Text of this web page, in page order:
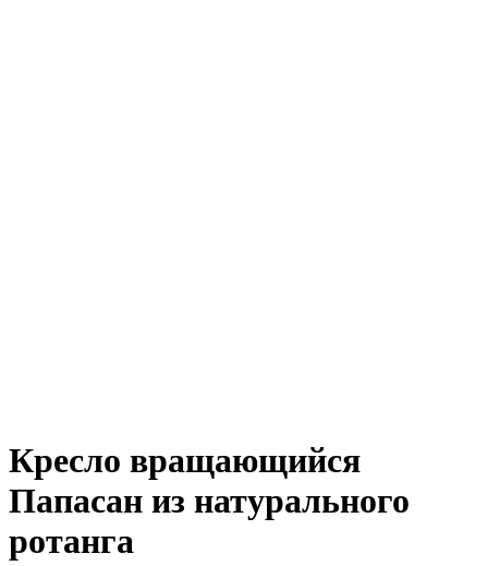
Кресло вращающийся
Папасан из натурального
ротанга